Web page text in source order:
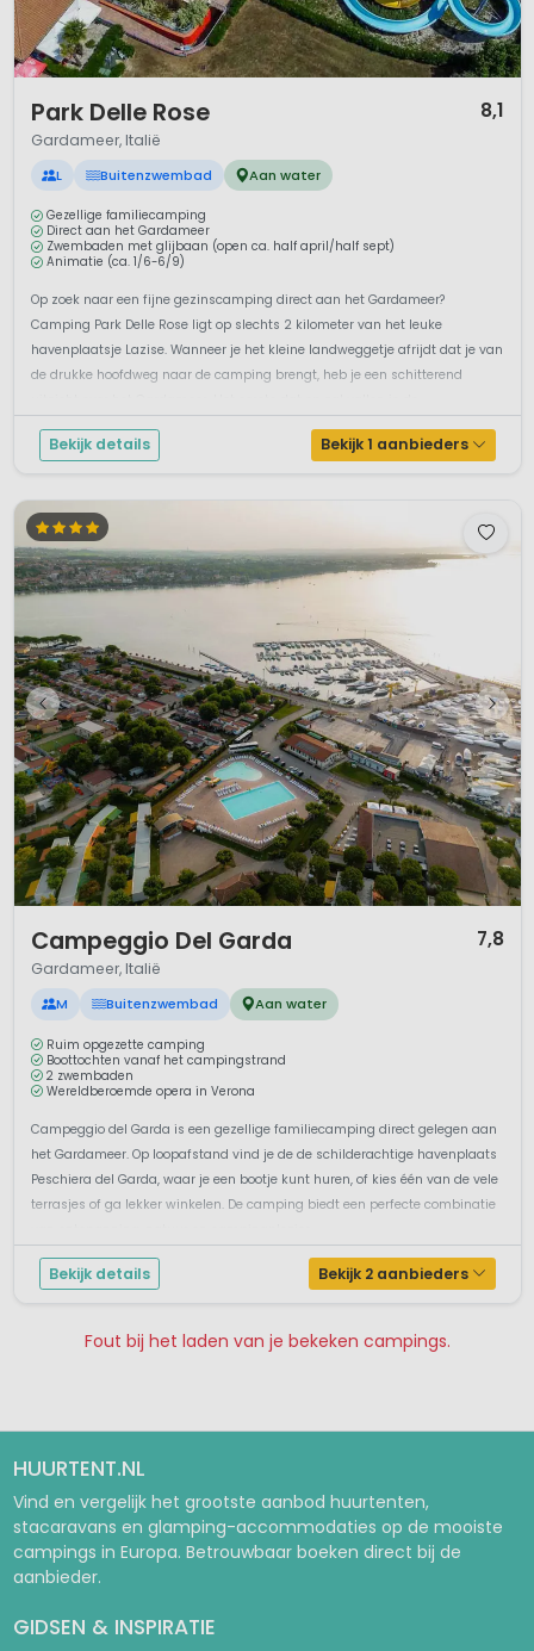
Park Delle Rose 8,1
Gardameer, Italië
L Buitenzwembad Aan water
Gezellige familiecamping
Direct aan het Gardameer
Zwembaden met glijbaan (open ca. half april/half sept)
Animatie (ca. 1/6-6/9)
Op zoek naar een fijne gezinscamping direct aan het Gardameer?
Camping Park Delle Rose ligt op slechts 2 kilometer van het leuke
havenplaatsje Lazise. Wanneer je het kleine landweggetje afrijdt dat je van
de drukke hoofdweg naar de camping brengt, heb je een schitterend
bloemenpracht b...
Bekijk details Bekijk 1 aanbieders
Campeggio Del Garda 7,8
Gardameer, Italië
M Buitenzwembad Aan water
Ruim opgezette camping
Boottochten vanaf het campingstrand
2 zwembaden
Wereldberoemde opera in Verona
Campeggio del Garda is een gezellige familiecamping direct gelegen aan
het Gardameer. Op loopafstand vind je de de schilderachtige havenplaats
Peschiera del Garda, waar je een bootje kunt huren, of kies één van de vele
terrasjes of ga lekker winkelen. De camping biedt een perfecte combinatie
Bekijk details Bekijk 2 aanbieders
Fout bij het laden van je bekeken campings.
HUURTENT.NL
Vind en vergelijk het grootste aanbod huurtenten,
stacaravans en glamping-accommodaties op de mooiste
campings in Europa. Betrouwbaar boeken direct bij de
aanbieder.
GIDSEN & INSPIRATIE